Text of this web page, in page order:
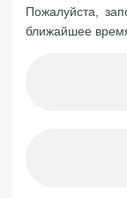
Пожалуйста,
ближайшее